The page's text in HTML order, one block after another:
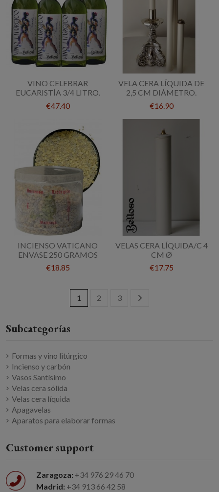
VINO CELEBRAR
EUCARISTÍA 3/4 LITRO.
€47.40
VELA CERA LÍQUIDA DE
2,5 CM DIÁMETRO.
€16.90
INCIENSO VATICANO
ENVASE 250 GRAMOS
€18.85
VELAS CERA LÍQUIDA/C 4
CM Ø
€17.75
1 2 3
Formas y vino litúrgico
Incienso y carbón
Vasos Santísimo
Velas cera sólida
Velas cera líquida
Apagavelas
Aparatos para elaborar formas
Customer support
Zaragoza: +34 976 29 46 70
Madrid: +34 913 66 42 58